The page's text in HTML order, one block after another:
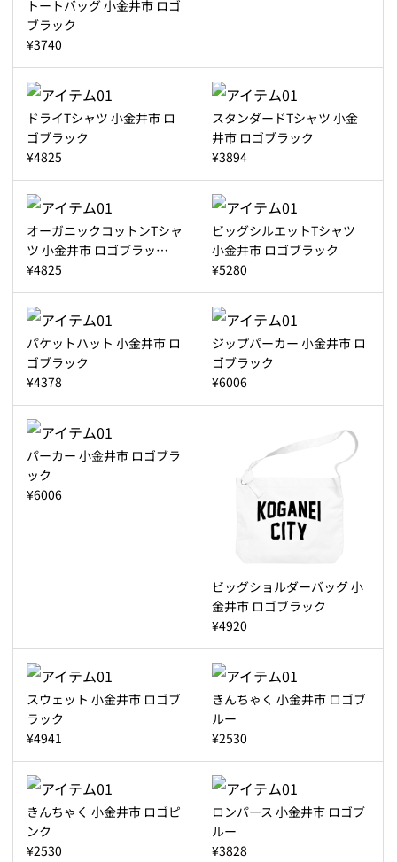
トートバッグ 小金井市 ロゴ
ブラック
¥3740
ドライTシャツ 小金井市 ロ
ゴブラック
¥4825
スタンダードTシャツ 小金
井市 ロゴブラック
¥3894
オーガニックコットンTシャ
ツ 小金井市 ロゴブラッ…
¥4825
ビッグシルエットTシャツ
小金井市 ロゴブラック
¥5280
パケットハット 小金井市 ロ
ゴブラック
¥4378
ジップパーカー 小金井市 ロ
ゴブラック
¥6006
パーカー 小金井市 ロゴブラ
ック
¥6006
ビッグショルダーバッグ 小
金井市 ロゴブラック
¥4920
スウェット 小金井市 ロゴブ
ラック
¥4941
きんちゃく 小金井市 ロゴブ
ルー
¥2530
きんちゃく 小金井市 ロゴピ
ンク
¥2530
ロンパース 小金井市 ロゴブ
ルー
¥3828